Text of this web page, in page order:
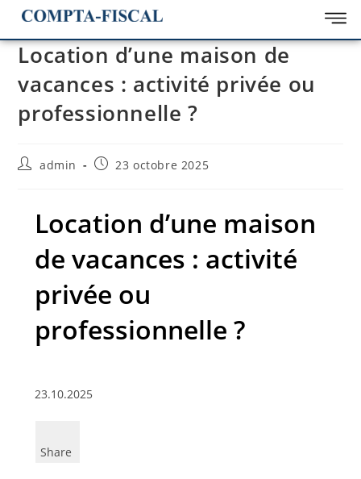
Location d’une maison de
vacances : activité privée ou
professionnelle ?
admin 23 octobre 2025
Location d’une maison
de vacances : activité
privée ou
professionnelle ?
23.10.2025
Share